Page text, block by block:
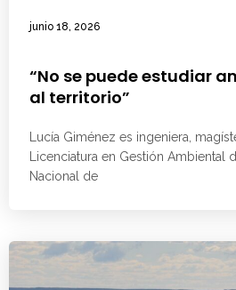
junio 18, 2026
“No se puede estudiar
al territorio”
Lucía Giménez es ingeniera,
Licenciatura en Gestión Ambiental
Nacional de